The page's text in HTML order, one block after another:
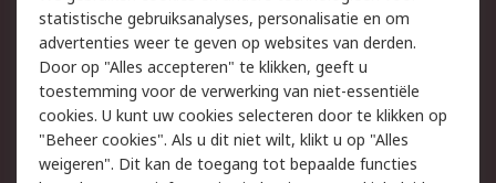
Track & Trace
Wettelijk
Cookiebeleid
Email veiligheid
Privacybeleid
Websitevoorwaarden
Algemene
statistische gebruiksanalyses, personalisatie en om
advertenties weer te geven op websites van derden.
Door op "Alles accepteren" te klikken, geeft u
toestemming voor de verwerking van niet-essentiële
cookies. U kunt uw cookies selecteren door te klikken op
"Beheer cookies". Als u dit niet wilt, klikt u op "Alles
weigeren". Dit kan de toegang tot bepaalde functies